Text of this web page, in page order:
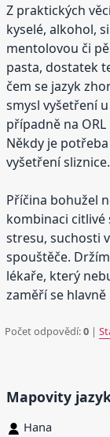
Z praktických
kyselé, alkohol,
mentolovou či
pasta, dostatek
čem se jazyk
smysl vyšetření
případně na
Někdy je
vyšetření sliznice.
Příčina bohužel
kombinaci citlivé
stresu, suchosti
spouštěče.
lékaře, který
zaměří se
Počet odpovědí:0 |
Mapovity
Hana